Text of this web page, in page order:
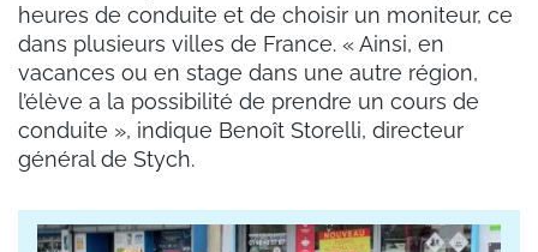
heures de conduite et de choisir un moniteur, ce
dans plusieurs villes de France. « Ainsi, en
vacances ou en stage dans une autre région,
l’élève a la possibilité de prendre un cours de
conduite », indique Benoît Storelli, directeur
général de Stych.